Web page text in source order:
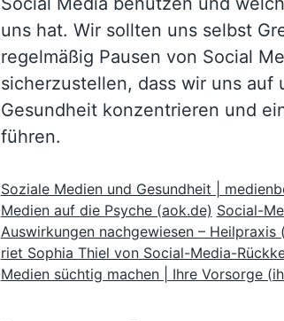
uns hat. Wir sollten uns selbst
regelmäßig Pausen von Social
sicherzustellen, dass wir uns auf
Gesundheit konzentrieren und
führen.
Soziale Medien und Gesundheit |
Medien auf die Psyche (aok.de) Social-
Auswirkungen nachgewiesen – Heilpraxis
riet Sophia Thiel von Social-Media-
Medien süchtig machen | Ihre Vorsorge